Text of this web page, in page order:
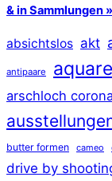
& in Sammlungen »
absichtslos akt
antipaare
arschloch corona
butter formen cameo
drive by